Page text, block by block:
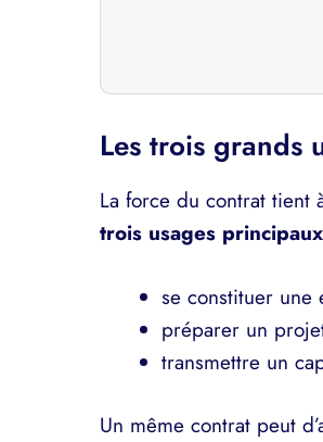
Les trois grands
La force du contrat tient
trois usages
se constituer
préparer un
transmettre un
Un même contrat peut